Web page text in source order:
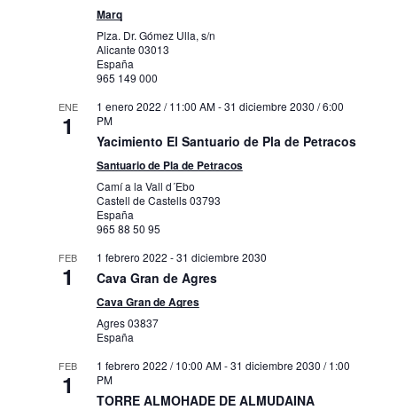
Marq
Plza. Dr. Gómez Ulla, s/n
Alicante 03013
España
965 149 000
ENE
1
1 enero 2022 / 11:00 AM-31 diciembre 2030 / 6:00
PM
Yacimiento El Santuario de Pla de Petracos
Santuario de Pla de Petracos
Camí a la Vall d´Ebo
Castell de Castells03793
España
965 88 50 95
FEB
1
1 febrero 2022 -31 diciembre 2030
Cava Gran de Agres
Cava Gran de Agres
Agres03837
España
FEB
1
1 febrero 2022 / 10:00 AM-31 diciembre 2030 / 1:00
PM
TORRE ALMOHADE DE ALMUDAINA